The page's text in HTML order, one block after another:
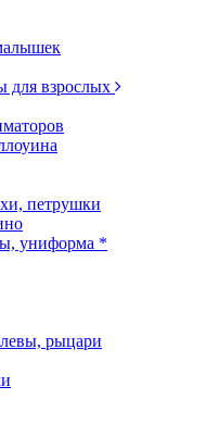
для взрослых
петрушки
униформа *
рыцари